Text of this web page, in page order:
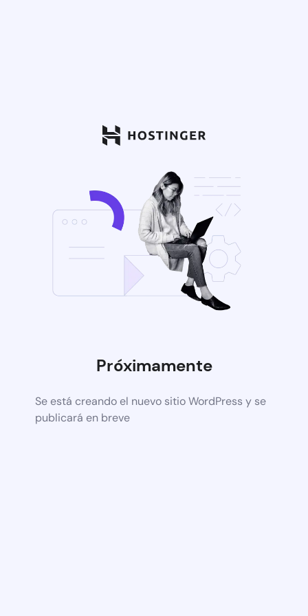
Próximamente
Se está creando el nuevo sitio WordPress y se
publicará en breve